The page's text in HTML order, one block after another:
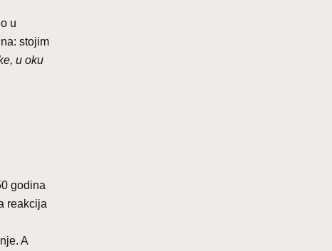
u
stojim
u oku
godina
reakcija
A